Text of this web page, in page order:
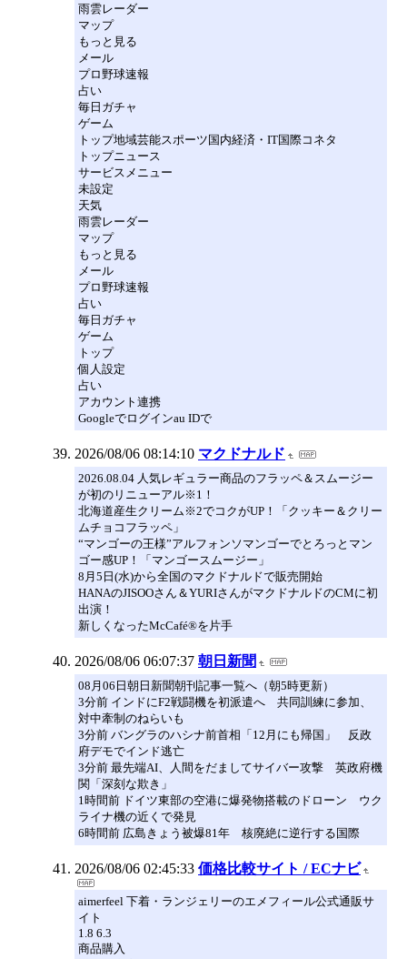
雨雲レーダー
マップ
もっと見る
メール
プロ野球速報
占い
毎日ガチャ
ゲーム
トップ地域芸能スポーツ国内経済・IT国際コネタ
トップニュース
サービスメニュー
未設定
天気
雨雲レーダー
マップ
もっと見る
メール
プロ野球速報
占い
毎日ガチャ
ゲーム
トップ
個人設定
占い
アカウント連携
Googleでログインau IDで
2026/08/06 08:14:10 マクドナルド
2026.08.04 人気レギュラー商品のフラッペ＆スムージー
が初のリニューアル※1！
北海道産生クリーム※2でコクがUP！「クッキー＆クリー
ムチョコフラッペ」
“マンゴーの王様”アルフォンソマンゴーでとろっとマン
ゴー感UP！「マンゴースムージー」
8月5日(水)から全国のマクドナルドで販売開始
HANAのJISOOさん＆YURIさんがマクドナルドのCMに初
出演！
新しくなったMcCafé®を片手
2026/08/06 06:07:37 朝日新聞
08月06日朝日新聞朝刊記事一覧へ（朝5時更新）
3分前 インドにF2戦闘機を初派遣へ 共同訓練に参加、
対中牽制のねらいも
3分前 バングラのハシナ前首相「12月にも帰国」 反政
府デモでインド逃亡
3分前 最先端AI、人間をだましてサイバー攻撃 英政府機
関「深刻な欺き」
1時間前 ドイツ東部の空港に爆発物搭載のドローン ウク
ライナ機の近くで発見
6時間前 広島きょう被爆81年 核廃絶に逆行する国際
2026/08/06 02:45:33 価格比較サイト / ECナビ
aimerfeel 下着・ランジェリーのエメフィール公式通販サ
イト
1.8 6.3
商品購入